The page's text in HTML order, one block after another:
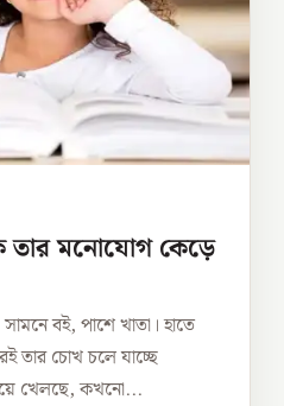
তার মনোযোগ কেড়ে
বই, পাশে খাতা। হাতে
তার চোখ চলে যাচ্ছে
খেলছে, কখনো...